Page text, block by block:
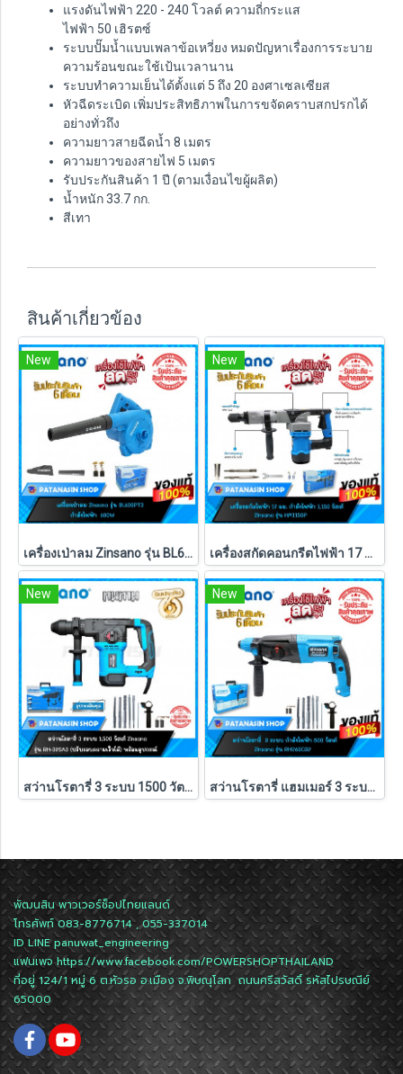
แรงดันไฟฟ้า 220 - 240 โวลต์ ความถี่กระแส
ไฟฟ้า 50 เฮิรตซ์
ระบบปั๊มน้ำแบบเพลาข้อเหวี่ยง หมดปัญหาเรื่องการระบาย
ความร้อนขณะใช้เป้นเวลานาน
ระบบทำความเย็นได้ตั้งแต่ 5 ถึง 20 องศาเซลเซียส
หัวฉีดระเบิด เพิ่มประสิทธิภาพในการขจัดคราบสกปรกได้
อย่างทั่วถึง
ความยาวสายฉีดน้ำ 8 เมตร
ความยาวของสายไฟ 5 เมตร
รับประกันสินค้า 1 ปี (ตามเงื่อนไขผู้ผลิต)
น้ำหนัก 33.7 กก.
สีเทา
สินค้าเกี่ยวข้อง
New
เครื่องเป่าลม Zinsano รุ่น BL600PT3 600W ของแท้ประกันศูนย์ 6 เดือน
New
เครื่องสกัดคอนกรีตไฟฟ้า 17 มม. Zinsano รุ่น HM1150P
New
สว่านโรตารี่ 3 ระบบ 1500 วัตต์ Zinsano รุ่น RH32SA3 (รับประกัน 6 เดือน)
New
สว่านโรตารี่ แฮมเมอร์ 3 ระบบ 800 วัตต์ Zinsano รุ่น RH26SC32 (ถอดหัวไม่ได้)(รับประกัน 6 เดือน)
พัฒนสิน พาวเวอร์ช็อปไทยแลนด์
โทรศัพท์ 083-8776714 , 055-337014
ID LINEpanuwat_engineering
แฟนเพจhttps://www.facebook.com/POWERSHOPTHAILAND
ที่อยู่ 124/1 หมู่ 6 ต.หัวรอ อ.เมือง จ.พิษณุโลก ถนนศรีสวัสดิ์ รหัสไปรษณีย์
65000